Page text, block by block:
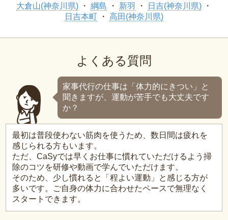
大倉山(神奈川県)
綱島 新羽
日吉(神奈川県)
日吉本町
高田(神奈川県)
よくある質問
家事代行の仕事は「体力的にきつい」と
聞きますが、運動が苦手でも大丈夫です
か？
最初は普段使わない筋肉を使うため、数日間は疲れを
感じられる方もいます。
ただ、CaSyでは早くお仕事に慣れていただけるよう掃
除のコツを研修や動画で学んでいただけます。
そのため、少し慣れると「程よい運動」と感じる方が
多いです。ご自身の体力に合わせたペースで無理なく
スタートできます。